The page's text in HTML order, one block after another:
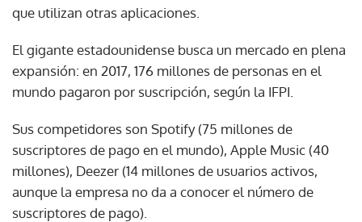
que utilizan otras aplicaciones.
El gigante estadounidense busca un mercado en plena
expansión: en 2017, 176 millones de personas en el
mundo pagaron por suscripción, según la IFPI.
Sus competidores son Spotify (75 millones de
suscriptores de pago en el mundo), Apple Music (40
millones), Deezer (14 millones de usuarios activos,
aunque la empresa no da a conocer el número de
suscriptores de pago).